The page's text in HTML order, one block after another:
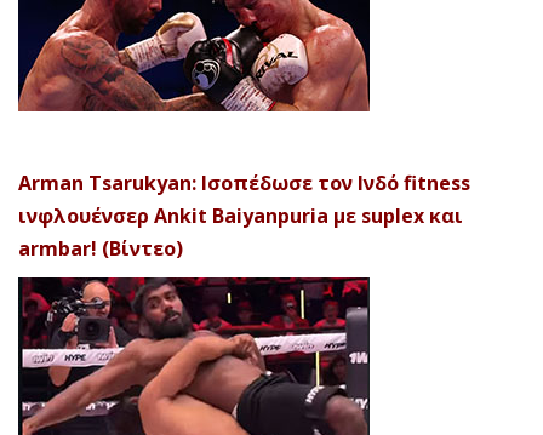
Arman Tsarukyan: Ισοπέδωσε τον Ινδό fitness
ινφλουένσερ Ankit Baiyanpuria με suplex και
armbar! (Βίντεο)